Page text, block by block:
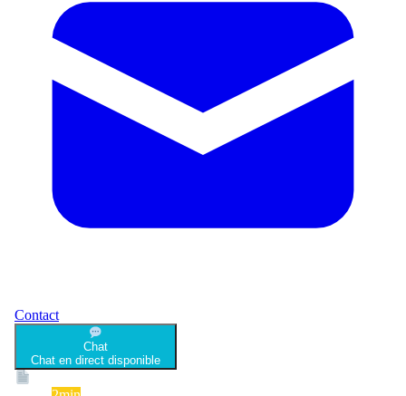
Contact
Chat
Chat en direct disponible